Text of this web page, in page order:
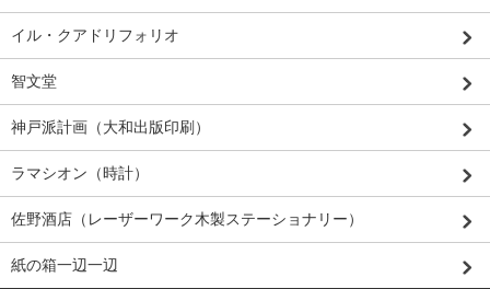
イル・クアドリフォリオ
智文堂
神戸派計画（大和出版印刷）
ラマシオン（時計）
佐野酒店（レーザーワーク木製ステーショナリー）
紙の箱一辺一辺